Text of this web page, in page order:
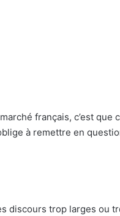
français, c’est que
à remettre en
discours trop larges ou